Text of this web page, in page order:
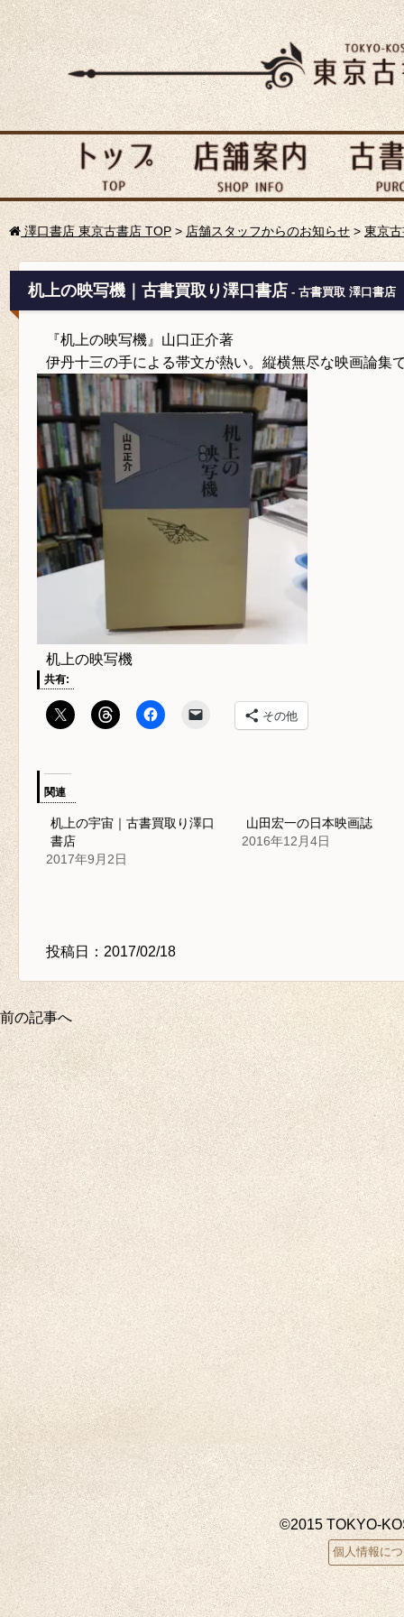
澤口書店 東京古書店 TOP > 店舗スタッフからのお知らせ> 東京
机上の映写機｜古書買取り澤口書店 - 古書買取 澤口書店
『机上の映写機』山口正介著
伊丹十三の手による帯文が熱い。縦横無尽な映画論集
机上の映写機
共有:
その他
関連
机上の宇宙｜古書買取り澤口
書店
2017年9月2日
山田宏一の日本映画誌
2016年12月4日
投稿日：2017/02/18
前の記事へ
©2015 TOKYO-
個人情報に